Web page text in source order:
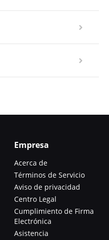
Empresa
Acerca de
Términos de Servicio
Aviso de privacidad
Centro Legal
Cumplimiento de Firma
Electrónica
Asistencia